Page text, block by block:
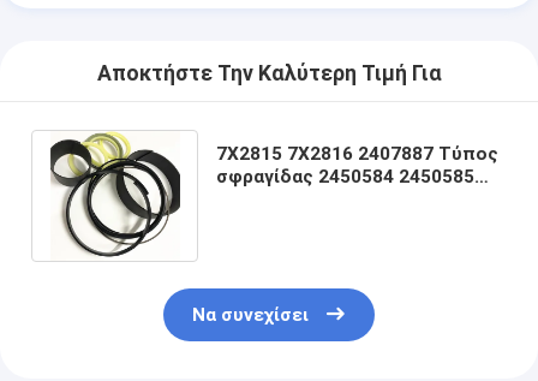
Αποκτήστε Την Καλύτερη Τιμή Για
7X2815 7X2816 2407887 Τύπος
σφραγίδας 2450584 2450585
Να συνεχίσει